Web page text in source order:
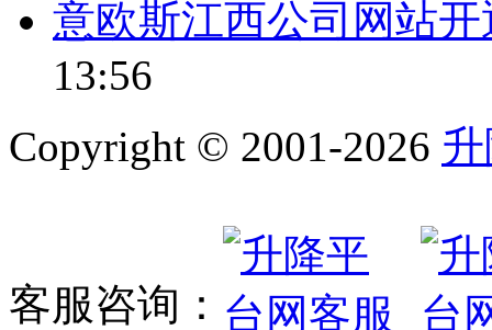
意欧斯江西公司网站
13:56
Copyright © 2001-2026
客服咨询：